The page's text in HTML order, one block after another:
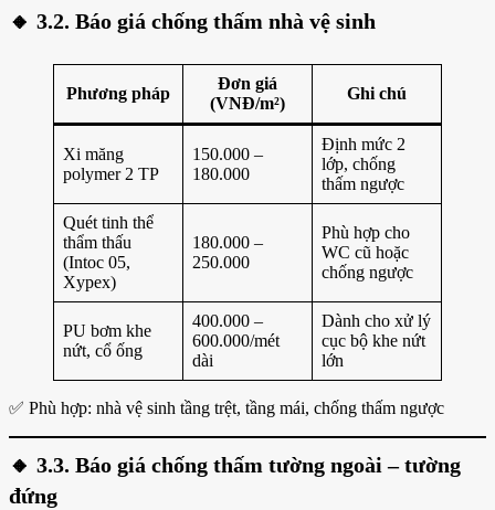
🔸 3.2. Báo giá chống thấm nhà vệ sinh
Phương pháp
Đơn giá
(VNĐ/m²)
Ghi chú
Xi măng
polymer 2 TP
150.000 –
180.000
Định mức 2
lớp, chống
thấm ngược
Quét tinh thể
thẩm thấu
(Intoc 05,
Xypex)
180.000 –
250.000
Phù hợp cho
WC cũ hoặc
chống ngược
PU bơm khe
nứt, cổ ống
400.000 –
600.000/mét
dài
Dành cho xử lý
cục bộ khe nứt
lớn
✅ Phù hợp: nhà vệ sinh tầng trệt, tầng mái, chống thấm ngược
🔸 3.3. Báo giá chống thấm tường ngoài – tường
đứng